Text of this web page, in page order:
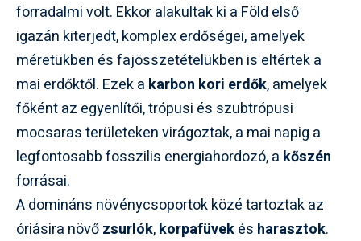
forradalmi volt. Ekkor alakultak ki a Föld első
igazán kiterjedt, komplex erdőségei, amelyek
méretükben és fajösszetételükben is eltértek a
mai erdőktől. Ezek a karbon kori erdők, amelyek
főként az egyenlítői, trópusi és szubtrópusi
mocsaras területeken virágoztak, a mai napig a
legfontosabb fosszilis energiahordozó, a kőszén
forrásai.
A domináns növénycsoportok közé tartoztak az
óriásira növőzsurlók,korpafüvekés harasztok.